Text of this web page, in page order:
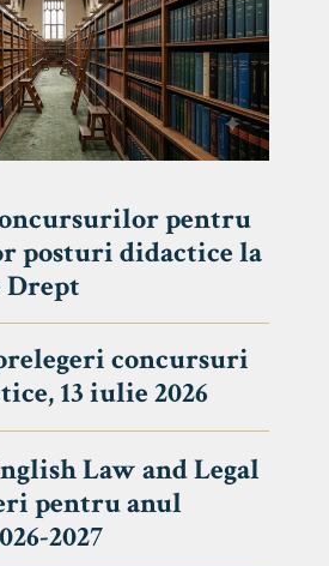
pentru
posturi didactice la
Drept
concursuri
13 iulie 2026
Law and Legal
pentru anul
2027